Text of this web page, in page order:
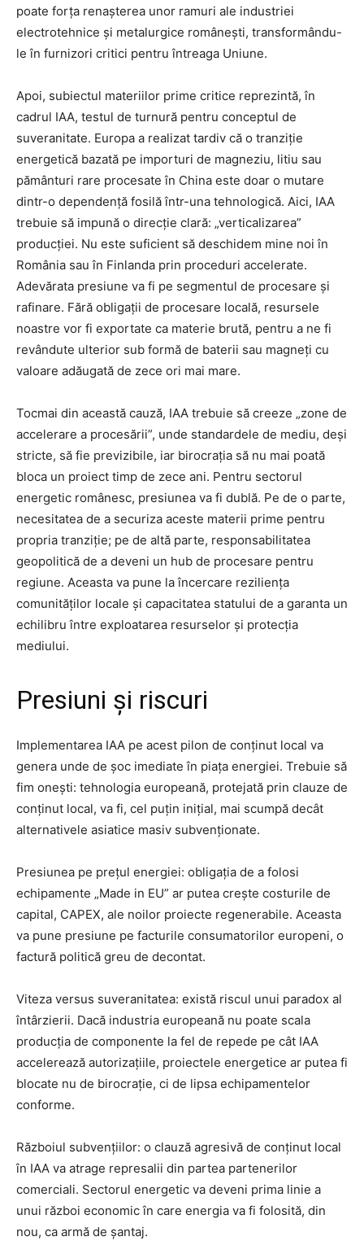
poate forța renașterea unor ramuri ale industriei
electrotehnice și metalurgice românești, transformându-
le în furnizori critici pentru întreaga Uniune.
Apoi, subiectul materiilor prime critice reprezintă, în
cadrul IAA, testul de turnură pentru conceptul de
suveranitate. Europa a realizat tardiv că o tranziție
energetică bazată pe importuri de magneziu, litiu sau
pământuri rare procesate în China este doar o mutare
dintr-o dependență fosilă într-una tehnologică. Aici, IAA
trebuie să impună o direcție clară: „verticalizarea”
producției. Nu este suficient să deschidem mine noi în
România sau în Finlanda prin proceduri accelerate.
Adevărata presiune va fi pe segmentul de procesare și
rafinare. Fără obligații de procesare locală, resursele
noastre vor fi exportate ca materie brută, pentru a ne fi
revândute ulterior sub formă de baterii sau magneți cu
valoare adăugată de zece ori mai mare.
Tocmai din această cauză, IAA trebuie să creeze „zone de
accelerare a procesării”, unde standardele de mediu, deși
stricte, să fie previzibile, iar birocrația să nu mai poată
bloca un proiect timp de zece ani. Pentru sectorul
energetic românesc, presiunea va fi dublă. Pe de o parte,
necesitatea de a securiza aceste materii prime pentru
propria tranziție; pe de altă parte, responsabilitatea
geopolitică de a deveni un hub de procesare pentru
regiune. Aceasta va pune la încercare reziliența
comunităților locale și capacitatea statului de a garanta un
echilibru între exploatarea resurselor și protecția
mediului.
Presiuni și riscuri
Implementarea IAA pe acest pilon de conținut local va
genera unde de șoc imediate în piața energiei. Trebuie să
fim onești: tehnologia europeană, protejată prin clauze de
conținut local, va fi, cel puțin inițial, mai scumpă decât
alternativele asiatice masiv subvenționate.
Presiunea pe prețul energiei: obligația de a folosi
echipamente „Made in EU” ar putea crește costurile de
capital, CAPEX, ale noilor proiecte regenerabile. Aceasta
va pune presiune pe facturile consumatorilor europeni, o
factură politică greu de decontat.
Viteza versus suveranitatea: există riscul unui paradox al
întârzierii. Dacă industria europeană nu poate scala
producția de componente la fel de repede pe cât IAA
accelerează autorizațiile, proiectele energetice ar putea fi
blocate nu de birocrație, ci de lipsa echipamentelor
conforme.
Războiul subvențiilor: o clauză agresivă de conținut local
în IAA va atrage represalii din partea partenerilor
comerciali. Sectorul energetic va deveni prima linie a
unui război economic în care energia va fi folosită, din
nou, ca armă de șantaj.